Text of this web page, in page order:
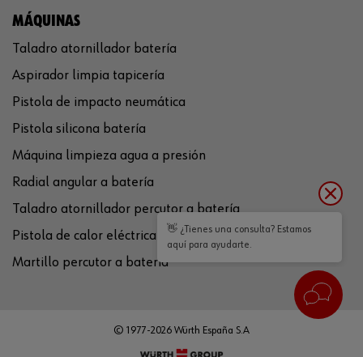
MÁQUINAS
Taladro atornillador batería
Aspirador limpia tapicería
Pistola de impacto neumática
Pistola silicona batería
Máquina limpieza agua a presión
Radial angular a batería
Taladro atornillador percutor a batería
Pistola de calor eléctrica
Martillo percutor a batería
© 1977-2026 Würth España S.A
👋 ¿Tienes una consulta? Estamos
aquí para ayudarte.